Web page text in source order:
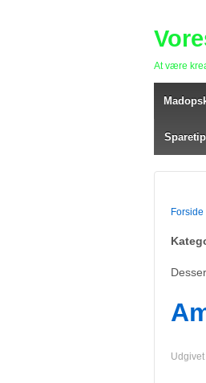
At være
Forside